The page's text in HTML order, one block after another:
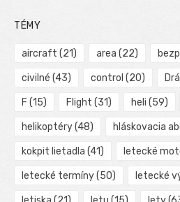
TÉMY
aircraft (21) area (22)
civilné (43) control (20)
F (15) Flight (31) heli (59)
helikoptéry(48) hláskovacia
kokpit lietadla (41) letecké
letecké termíny(50) letecké